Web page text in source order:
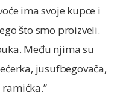
ima svoje kupce i
što smo proizveli.
Među njima su
jusufbegovača,